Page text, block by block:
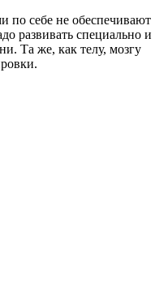
по себе не обеспечивают
развивать специально и
Та же, как телу, мозгу